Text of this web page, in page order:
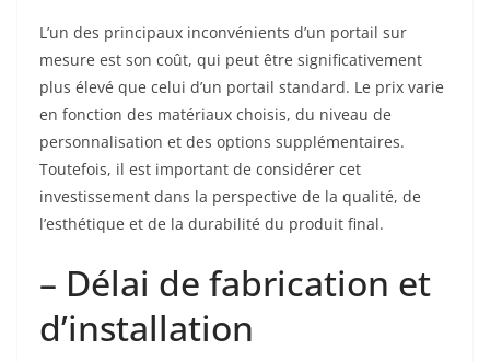
L’un des principaux inconvénients d’un portail sur
mesure est son coût, qui peut être significativement
plus élevé que celui d’un portail standard. Le prix varie
en fonction des matériaux choisis, du niveau de
personnalisation et des options supplémentaires.
Toutefois, il est important de considérer cet
investissement dans la perspective de la qualité, de
l’esthétique et de la durabilité du produit final.
– Délai de fabrication et
d’installation